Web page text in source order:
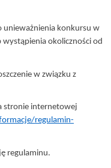
unieważnienia konkursu w
okoliczności od
w związku z
stronie internetowej
regulamin-
regulaminu.